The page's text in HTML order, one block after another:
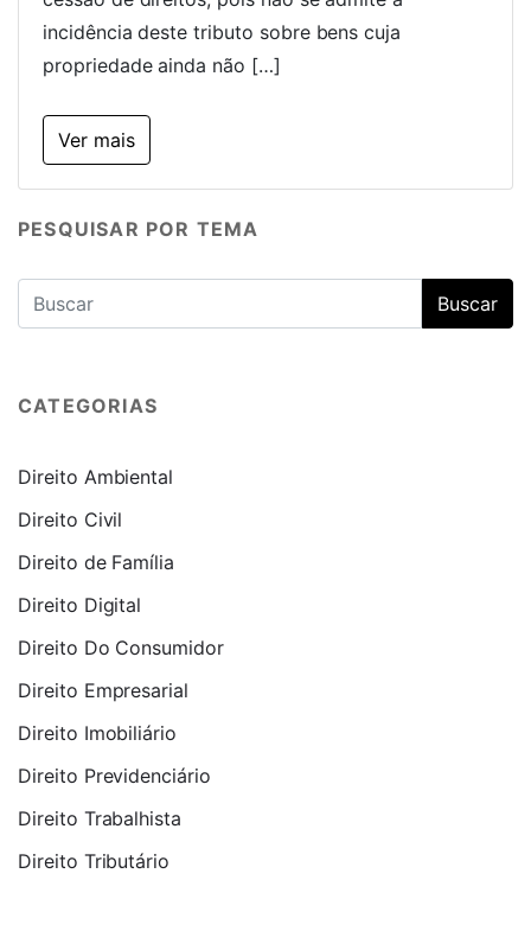
incidência deste tributo sobre bens cuja
propriedade ainda não […]
Ver mais
PESQUISAR POR TEMA
CATEGORIAS
Direito Ambiental
Direito Civil
Direito de Família
Direito Digital
Direito Do Consumidor
Direito Empresarial
Direito Imobiliário
Direito Previdenciário
Direito Trabalhista
Direito Tributário